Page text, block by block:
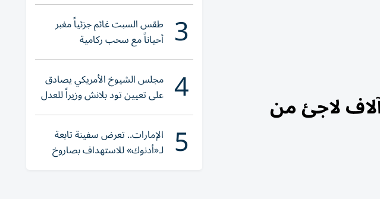
لاجئ من
3 طقس السبت غائم جزئياً مغبر
أحياناً مع سحب ركامية
4 مجلس الشيوخ الأمريكي يصادق
على تعيين تود بلانش وزيراً للعدل
5 الإمارات.. تعرض سفينة تابعة
لـ«أدنوك» للاستهداف بصاروخ